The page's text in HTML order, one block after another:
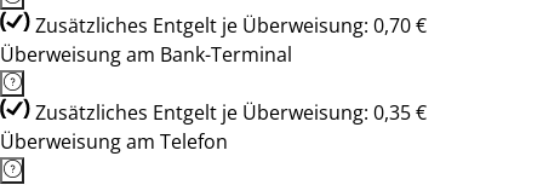
Zusätzliches Entgelt je Überweisung: 0,70 €
Überweisung am Bank-Terminal
Zusätzliches Entgelt je Überweisung: 0,35 €
Überweisung am Telefon